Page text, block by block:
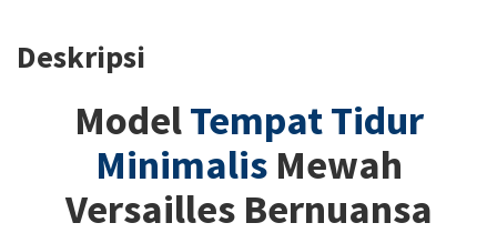
Deskripsi
ModelTempat Tidur
MinimalisMewah
Versailles Bernuansa